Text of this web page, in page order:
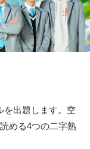
を出題します。空
める4つの二字熟